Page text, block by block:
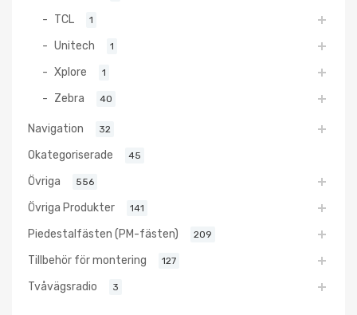
TCL 1
Unitech 1
Xplore 1
Zebra 40
Navigation 32
Okategoriserade 45
Övriga 556
Övriga Produkter 141
Piedestalfästen (PM-fästen) 209
Tillbehör för montering 127
Tvåvägsradio 3